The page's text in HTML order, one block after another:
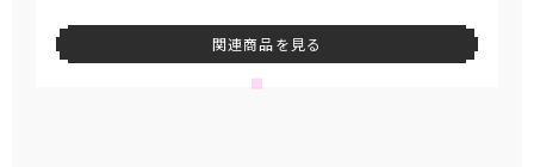
関連商品を見る